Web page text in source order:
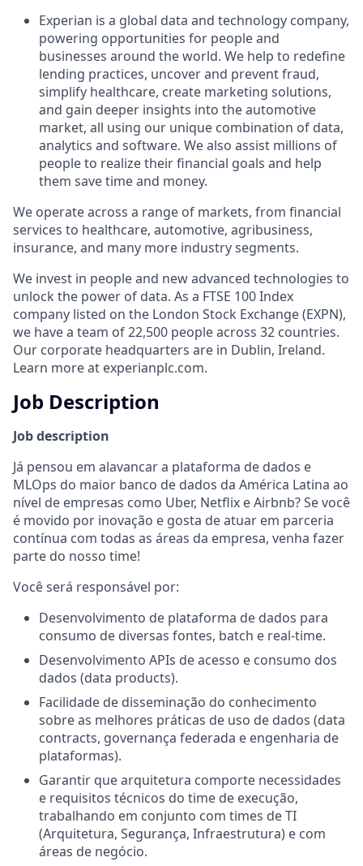
Experian is a global data and technology company,
powering opportunities for people and
businesses around the world. We help to redefine
lending practices, uncover and prevent fraud,
simplify healthcare, create marketing solutions,
and gain deeper insights into the automotive
market, all using our unique combination of data,
analytics and software. We also assist millions of
people to realize their financial goals and help
them save time and money.
We operate across a range of markets, from financial
services to healthcare, automotive, agribusiness,
insurance, and many more industry segments.
We invest in people and new advanced technologies to
unlock the power of data. As a FTSE 100 Index
company listed on the London Stock Exchange (EXPN),
we have a team of 22,500 people across 32 countries.
Our corporate headquarters are in Dublin, Ireland.
Learn more at experianplc.com.
Job Description
Job description
Já pensou em alavancar a plataforma de dados e
MLOps do maior banco de dados da América Latina ao
nível de empresas como Uber, Netflix e Airbnb? Se você
é movido por inovação e gosta de atuar em parceria
contínua com todas as áreas da empresa, venha fazer
parte do nosso time!
Você será responsável por:
Desenvolvimento de plataforma de dados para
consumo de diversas fontes, batch e real-time.
Desenvolvimento APIs de acesso e consumo dos
dados (data products).
Facilidade de disseminação do conhecimento
sobre as melhores práticas de uso de dados (data
contracts, governança federada e engenharia de
plataformas).
Garantir que arquitetura comporte necessidades
e requisitos técnicos do time de execução,
trabalhando em conjunto com times de TI
(Arquitetura, Segurança, Infraestrutura) e com
áreas de negócio.